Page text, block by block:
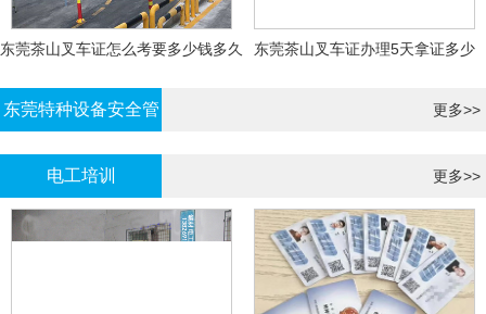
东莞茶山叉车证怎么考要多少钱多久
东莞茶山叉车证办理5天拿证多少
东莞特种设备安全管
理证考证
更多>>
电工培训 更多>>